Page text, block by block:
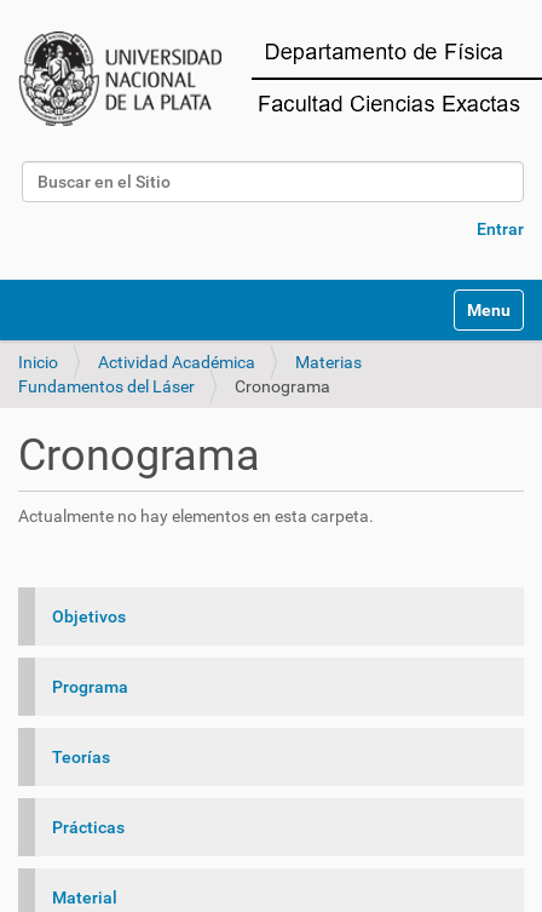
Buscar
Entrar
Mostrar/
Inicio Actividad Académica
Materias
Fundamentos del Láser
Cronograma
Cronograma
Actualmente no hay elementos en esta carpeta.
Objetivos
Programa
Teorías
Prácticas
Material